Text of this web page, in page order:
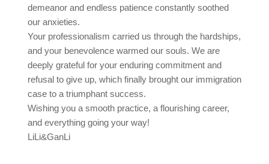
demeanor and endless patience constantly soothed
our anxieties.
Your professionalism carried us through the hardships,
and your benevolence warmed our souls. We are
deeply grateful for your enduring commitment and
refusal to give up, which finally brought our immigration
case to a triumphant success.
Wishing you a smooth practice, a flourishing career,
and everything going your way!
LiLi&GanLi